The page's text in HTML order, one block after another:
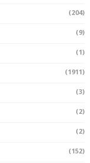
(204)
(9)
(1)
(1911)
(3)
(2)
(2)
(152)